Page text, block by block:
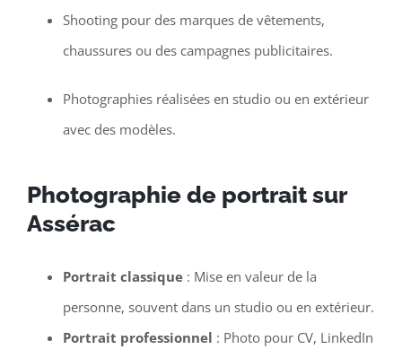
Shooting pour des marques de vêtements,
chaussures ou des campagnes publicitaires.
Photographies réalisées en studio ou en extérieur
avec des modèles.
Photographie de portrait sur
Assérac
Portrait classique: Mise en valeur de la
personne, souvent dans un studio ou en extérieur.
Portrait professionnel : Photo pour CV, LinkedIn